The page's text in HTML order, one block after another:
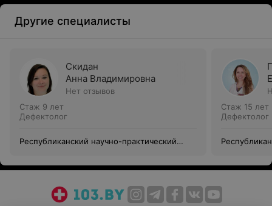
Другие специалисты
Скидан
Анна Владимировна
Нет отзывов
Стаж 9 лет
Дефектолог
Республиканский научно-практический
Стаж 15 лет
Дефектолог